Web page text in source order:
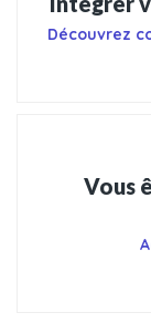
Découvrez
Vous